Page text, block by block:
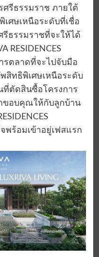
รศรีธรรมราช ภายใต้
เศษเหนือระดับที่เชื่อ
ธรรมราชที่จะให้ได้
RESIDENCES
รตลาดที่จะไปจับมือ
สิทธิพิเศษเหนือระดับ
ที่ตัดสินซื้อโครงการ
ขอบคุณให้กับลูกบ้าน
พร้อมเข้าอยู่เฟสแรก